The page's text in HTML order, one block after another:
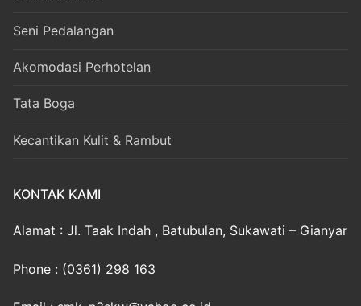
Seni Pedalangan
Akomodasi Perhotelan
Tata Boga
Kecantikan Kulit & Rambut
KONTAK KAMI
Alamat : Jl. Taak Indah , Batubulan, Sukawati – Gianyar
Phone : (0361) 298 163